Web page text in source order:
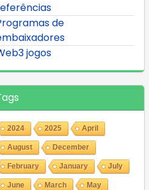
de
jogos
2024 2025 April
August December
February January July
June March May